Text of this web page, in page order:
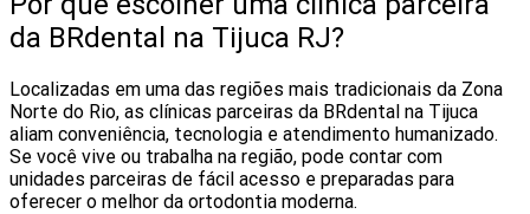
da BRdental na Tijuca RJ?
Localizadas em uma das regiões mais tradicionais da Zona
Norte do Rio, as clínicas parceiras da BRdental na Tijuca
aliam conveniência, tecnologia e atendimento humanizado.
Se você vive ou trabalha na região, pode contar com
unidades parceiras de fácil acesso e preparadas para
oferecer o melhor da ortodontia moderna.